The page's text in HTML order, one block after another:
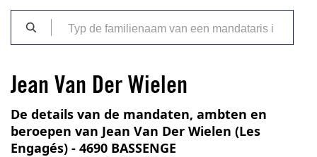
Jean Van Der Wielen
De details van de mandaten, ambten en
beroepen van Jean Van Der Wielen (Les
Engagés) - 4690 BASSENGE